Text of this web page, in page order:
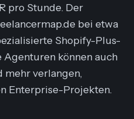
pro Stunde. Der
bei etwa
Shopify-Plus-
können auch
mehr verlangen,
Enterprise-Projekten.